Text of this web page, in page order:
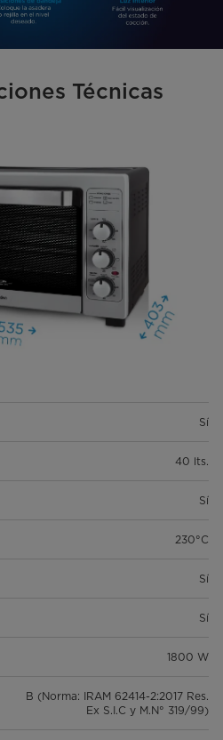
Técnicas
Sí
40 lts.
Sí
230°C
Sí
Sí
1800 W
B (Norma: IRAM 62414-2:2017 Res.
Ex S.I.C y M.N° 319/99)